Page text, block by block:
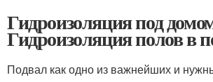
Гидроизоляция под
Гидроизоляция полов в
Подвал как одно из важнейших и